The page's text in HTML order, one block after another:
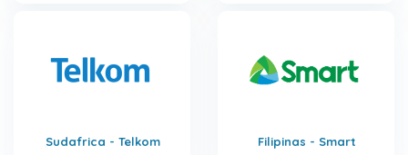
Sudafrica - Telkom Filipinas - Smart